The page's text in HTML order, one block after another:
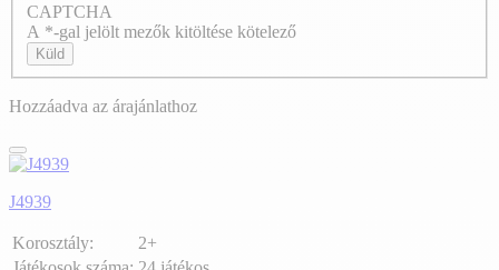
Axeptio consent
CAPTCHA
A *-gal jelölt mezők kitöltése kötelező
Küld
Hozzáadva az árajánlathoz
J4939
Korosztály:
2+